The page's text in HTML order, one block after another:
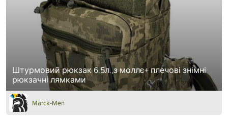
Штурмовий рюкзак 6.5л.,з моллє+ плечові знімні
рюкзачні лямками
Marck-Men